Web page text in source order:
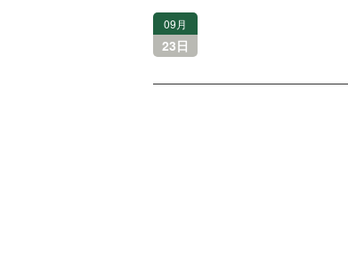
09月
23日